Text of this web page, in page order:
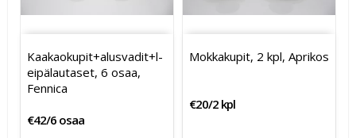
K­a­a­k­a­o­k­u­p­i­t­+­a­l­u­s­v­a­d­i­t­+­l­
e­i­p­ä­l­a­u­t­a­s­e­t­, 6 osaa,
Fennica
€42/6 osaa
Mokkakupit, 2 kpl, Aprikos
€20/2 kpl